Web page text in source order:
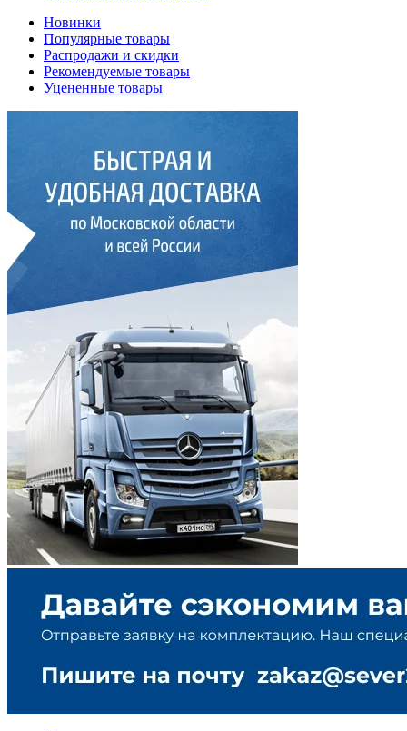
Новинки
Популярные товары
Распродажи и скидки
Рекомендуемые товары
Уцененные товары